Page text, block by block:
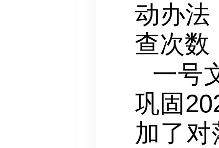
动办法
查次数
一号
巩固
加了对